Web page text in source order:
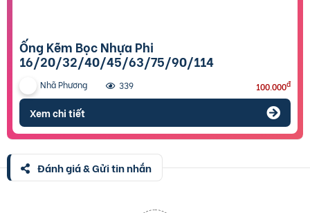
Ống Kẽm Bọc Nhựa Phi
16/20/32/40/45/63/75/90/114
Nhã Phương 339 100.000đ
Xem chi tiết
Đánh giá & Gửi tin nhắn